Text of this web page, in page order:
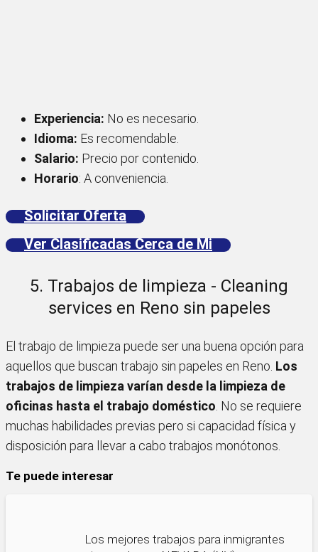
Experiencia: No es necesario.
Idioma: Es recomendable.
Salario: Precio por contenido.
Horario: A conveniencia.
Solicitar Oferta
Ver Clasificadas Cerca de Mi
5. Trabajos de limpieza - Cleaning
services en Reno sin papeles
El trabajo de limpieza puede ser una buena opción para
aquellos que buscan trabajo sin papeles en Reno. Los
trabajos de limpieza varían desde la limpieza de
oficinas hasta el trabajo doméstico. No se requiere
muchas habilidades previas pero si capacidad física y
disposición para llevar a cabo trabajos monótonos.
Te puede interesar
Los mejores trabajos para inmigrantes